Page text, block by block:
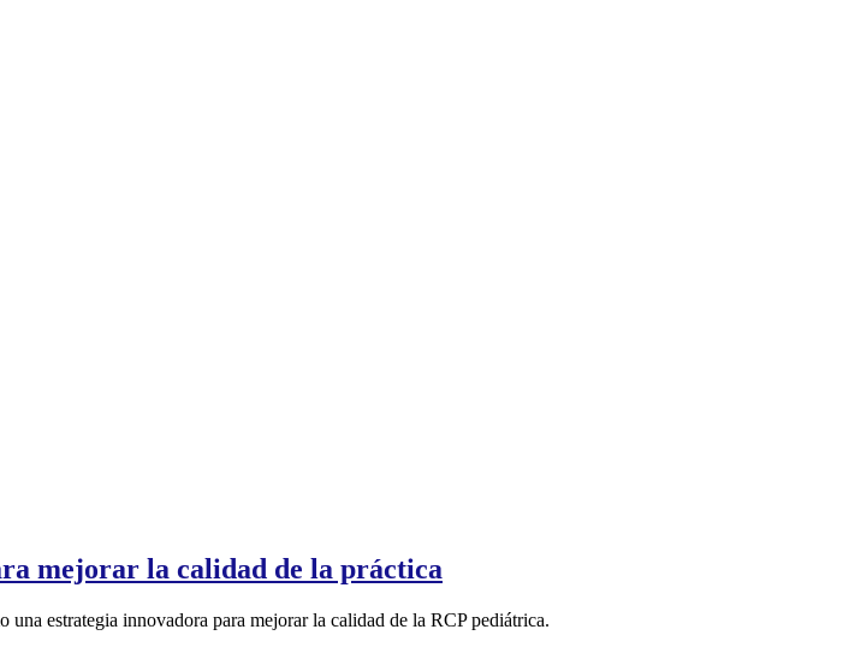
mejorar la calidad de la práctica
estrategia innovadora para mejorar la calidad de la RCP pediátrica.